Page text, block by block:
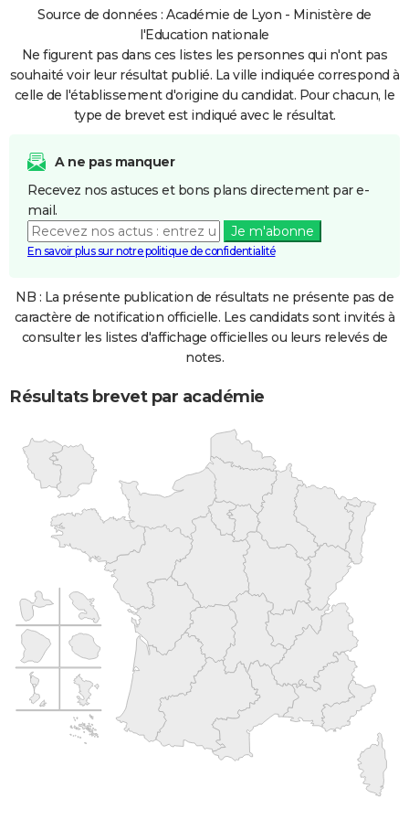
Source de données : Académie de Lyon - Ministère de
l'Education nationale
Ne figurent pas dans ces listes les personnes qui n'ont pas
souhaité voir leur résultat publié. La ville indiquée correspond à
celle de l'établissement d'origine du candidat. Pour chacun, le
type de brevet est indiqué avec le résultat.
A ne pas manquer
Recevez nos astuces et bons plans directement par e-
mail.
Je m'abonne
En savoir plus sur notre politique de confidentialité
NB : La présente publication de résultats ne présente pas de
caractère de notification officielle. Les candidats sont invités à
consulter les listes d'affichage officielles ou leurs relevés de
notes.
Résultats brevet par académie